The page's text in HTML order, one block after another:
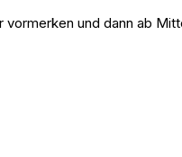
vormerken und dann ab